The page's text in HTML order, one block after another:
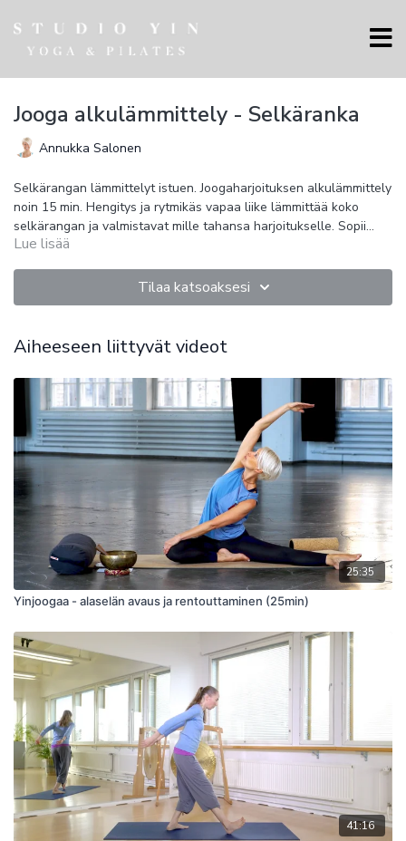
Jooga alkulämmittely - Selkäranka
Annukka Salonen
Selkärangan lämmittelyt istuen. Joogaharjoituksen alkulämmittely
noin 15 min. Hengitys ja rytmikäs vapaa liike lämmittää koko
selkärangan ja valmistavat mille tahansa harjoitukselle. Sopii
myös omana lyhyenä ja virkistävänä harjoituksena.
Lue lisää
Tilaa katsoaksesi
Aiheeseen liittyvät videot
25:35
Yinjoogaa - alaselän avaus ja rentouttaminen (25min)
41:16